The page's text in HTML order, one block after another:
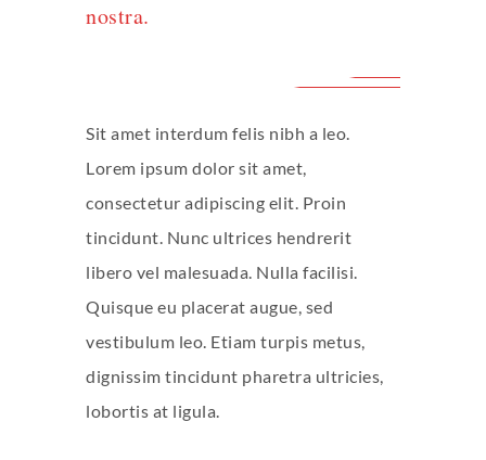
nostra.
Sit amet interdum felis nibh a leo.
Lorem ipsum dolor sit amet,
consectetur adipiscing elit. Proin
tincidunt. Nunc ultrices hendrerit
libero vel malesuada. Nulla facilisi.
Quisque eu placerat augue, sed
vestibulum leo. Etiam turpis metus,
dignissim tincidunt pharetra ultricies,
lobortis at ligula.